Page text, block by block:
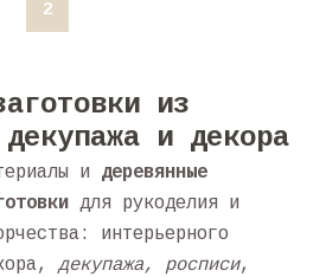
2
из
и декора
и деревянные
для рукоделия и
интерьерного
декупажа, росписи,